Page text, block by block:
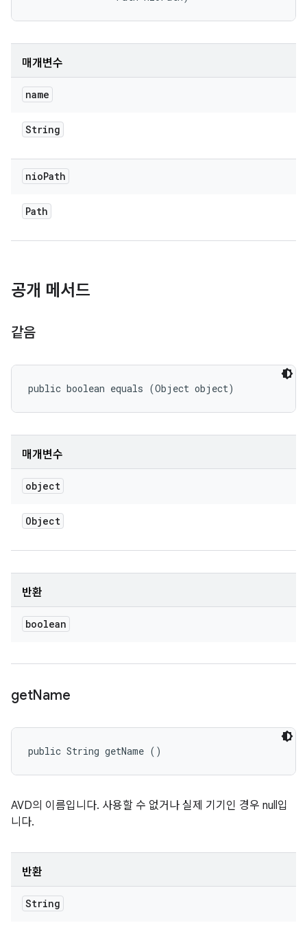
매개변수
name
String
nioPath
Path
공개 메서드
같음
public boolean equals (Object object)
매개변수
object
Object
반환
boolean
getName
public String getName ()
AVD의 이름입니다. 사용할 수 없거나 실제 기기인 경우 null입
니다.
반환
String